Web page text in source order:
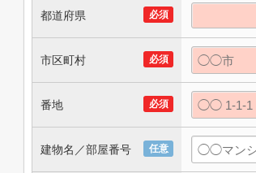
必須
都道府県
必須
市区町村
必須
番地
任意
建物名／部屋番号